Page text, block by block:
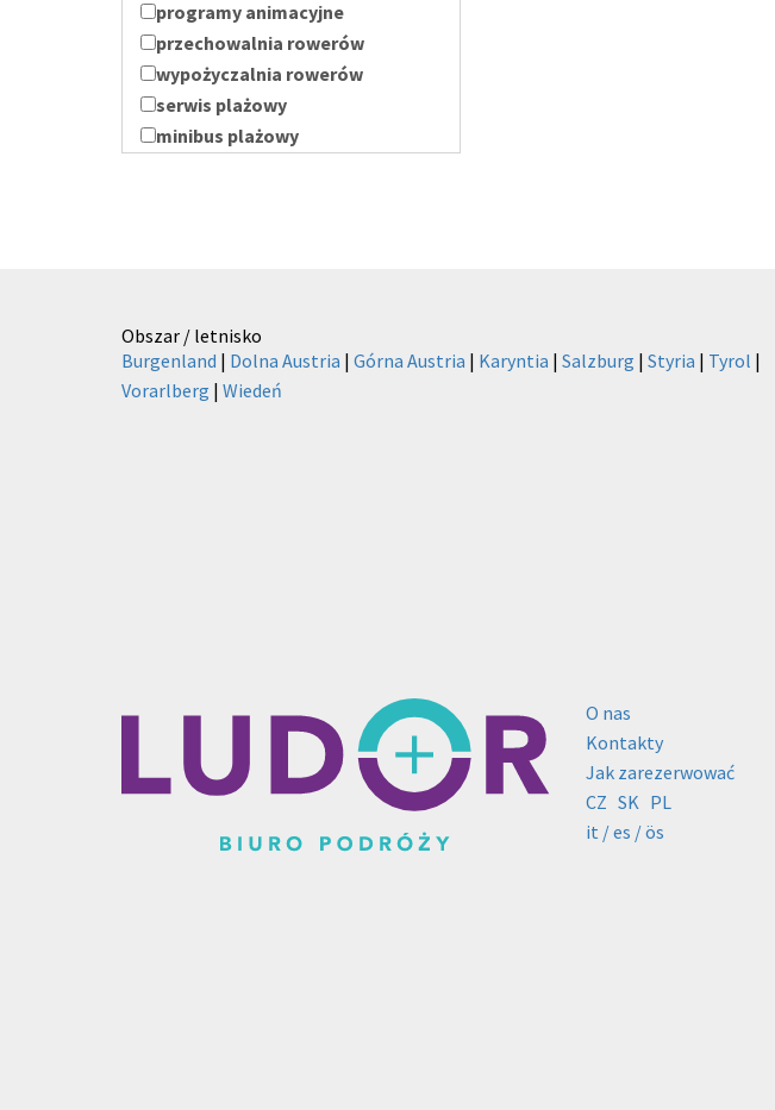
programy animacyjne
przechowalnia rowerów
wypożyczalnia rowerów
serwis plażowy
minibus plażowy
Obszar / letnisko
Burgenland | Dolna Austria | Górna Austria | Karyntia | Salzburg | Styria | Tyrol |
Vorarlberg | Wiedeń
O nas
Kontakty
Jak zarezerwować
CZ SK PL
it /es / ös